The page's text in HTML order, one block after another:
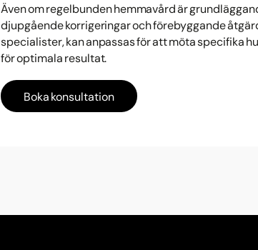
Även om regelbunden hemmavård är
djupgående korrigeringar och förebyggande
specialister, kan anpassas för att möta specifika
för optimala resultat.
Boka konsultation